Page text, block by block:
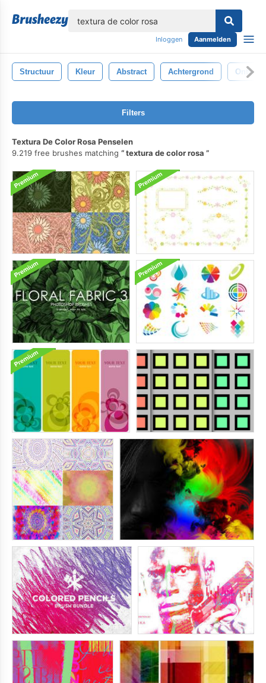
Inloggen Aanmelden
Structuur Kleur Abstract Achtergrond Ontwerp
Filters
Textura De Color Rosa Penselen
9.219 free brushes matching
textura de color rosa